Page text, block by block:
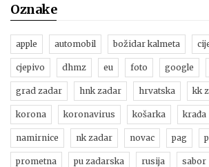
Oznake
apple automobil božidar kalmeta
cjepivo dhmz eu foto google
grad zadar hnk zadar hrvatska kk
korona koronavirus košarka krađa
namirnice nk zadar novac pag
prometna pu zadarska rusija sabor